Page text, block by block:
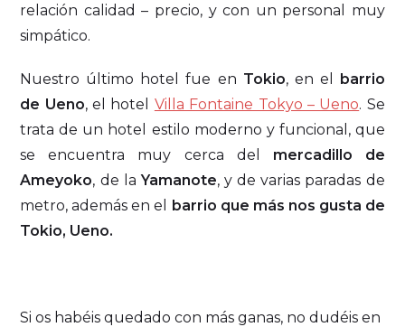
relación calidad – precio, y con un personal muy
simpático.
Nuestro último hotel fue en Tokio, en el barrio
de Ueno, el hotel Villa Fontaine Tokyo – Ueno. Se
trata de un hotel estilo moderno y funcional, que
se encuentra muy cerca del mercadillo de
Ameyoko, de laYamanote, y de varias paradas de
metro, además en el barrio que más nos gusta de
Tokio, Ueno.
Si os habéis quedado con más ganas, no dudéis en